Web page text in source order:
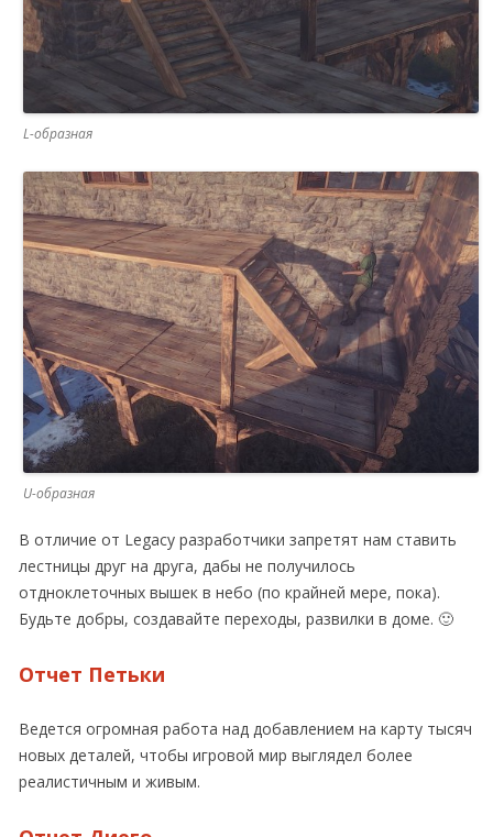
L-образная
U-образная
В отличие от Legacy разработчики запретят нам ставить
лестницы друг на друга, дабы не получилось
отдноклеточных вышек в небо (по крайней мере, пока).
Будьте добры, создавайте переходы, развилки в доме. 🙂
Отчет Петьки
Ведется огромная работа над добавлением на карту тысяч
новых деталей, чтобы игровой мир выглядел более
реалистичным и живым.